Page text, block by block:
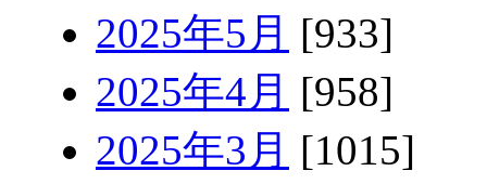
2025年5月 [933]
2025年4月 [958]
2025年3月 [1015]